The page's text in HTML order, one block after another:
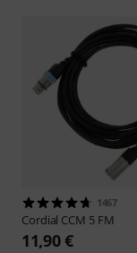
1467
Cordial CCM 5 FM
11,90 €